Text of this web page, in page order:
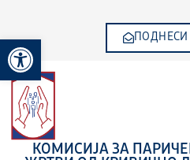
Open toolbar
content
КОМИСИЈА ЗА